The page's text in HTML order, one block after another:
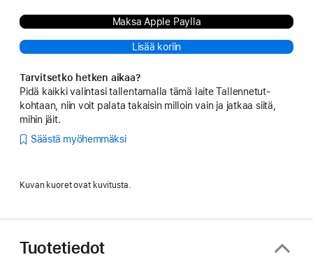
Maksa Apple Paylla
Lisää koriin
Tarvitsetko hetken aikaa?
Pidä kaikki valintasi tallentamalla tämä laite Tallennetut-
kohtaan, niin voit palata takaisin milloin vain ja jatkaa siitä,
mihin jäit.
Säästä myöhemmäksi
Kuvan kuoret ovat kuvitusta.
Tuotetiedot